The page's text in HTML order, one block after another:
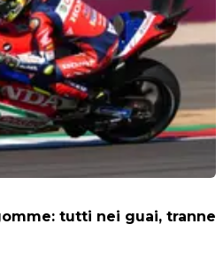
tutti nei guai, tranne